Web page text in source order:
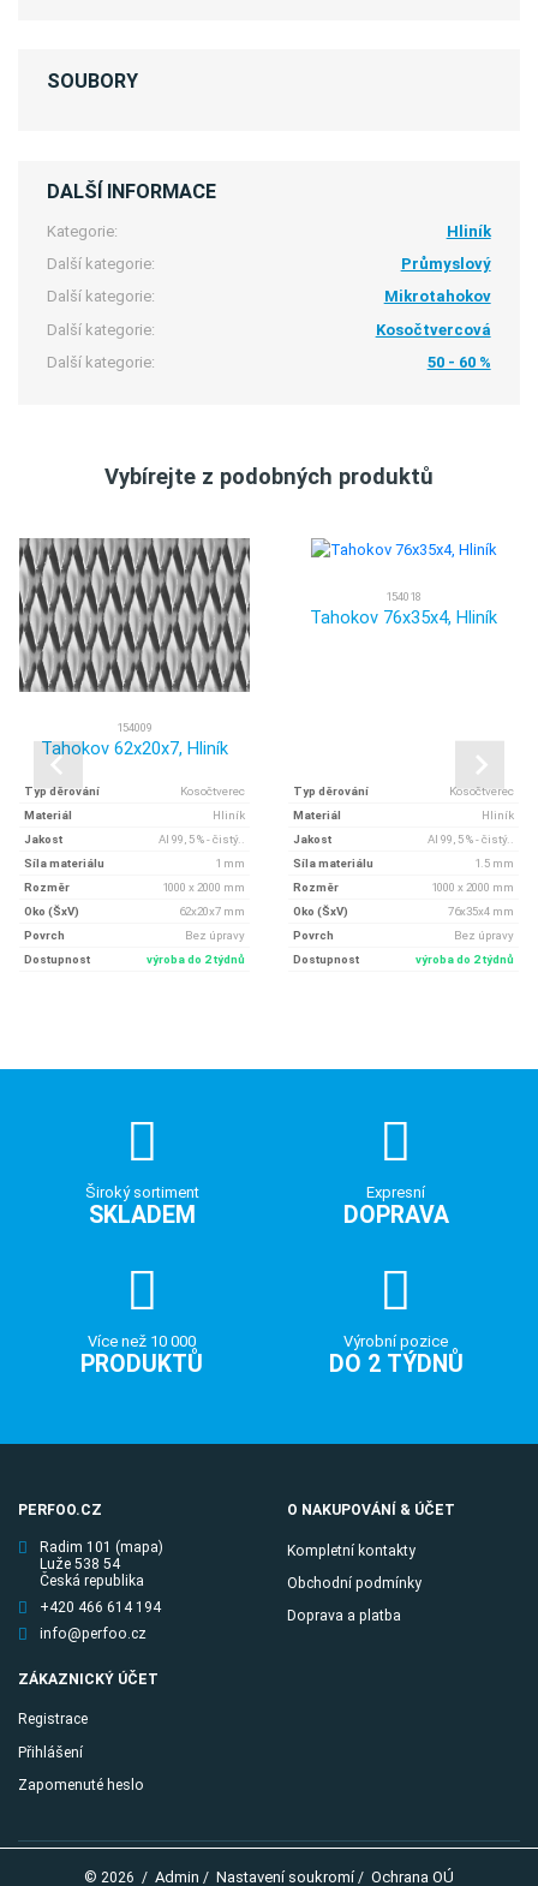
SOUBORY
DALŠÍ INFORMACE
Kategorie:
Hliník
Další kategorie:
Průmyslový
Další kategorie:
Mikrotahokov
Další kategorie:
Kosočtvercová
Další kategorie:
50 - 60 %
Vybírejte z podobných produktů
154009
Tahokov 62x20x7, Hliník
Typ děrování
Kosočtverec
Materiál
Hliník
Jakost
Al 99, 5 % - čistý..
Síla materiálu
1 mm
Rozměr
1000 x 2000 mm
Oko (ŠxV)
62x20x7 mm
Povrch
Bez úpravy
Dostupnost
výroba do 2 týdnů
154018
Tahokov 76x35x4, Hliník
Typ děrování
Kosočtverec
Materiál
Hliník
Jakost
Al 99, 5 % - čistý..
Síla materiálu
1.5 mm
Rozměr
1000 x 2000 mm
Oko (ŠxV)
76x35x4 mm
Povrch
Bez úpravy
Dostupnost
výroba do 2 týdnů
Široký sortiment
SKLADEM
Expresní
DOPRAVA
Více než 10 000
PRODUKTŮ
Výrobní pozice
DO 2 TÝDNŮ
PERFOO.CZ
Radim 101 (mapa)
Luže 538 54
Česká republika
+420 466 614 194
info@perfoo.cz
O NAKUPOVÁNÍ & ÚČET
Kompletní kontakty
Obchodní podmínky
Doprava a platba
ZÁKAZNICKÝ ÚČET
Registrace
Přihlášení
Zapomenuté heslo
© 2026 / Admin / Nastavení soukromí / Ochrana OÚ